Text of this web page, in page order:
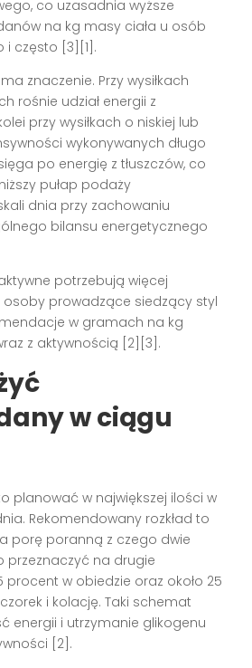
co uzasadnia wyższe
na kg masy ciała u osób
często [3][1].
znaczenie. Przy wysiłkach
rośnie udział energii z
przy wysiłkach o niskiej lub
wykonywanych długo
po energię z tłuszczów, co
pułap podaży
dnia przy zachowaniu
bilansu energetycznego
potrzebują więcej
prowadzące siedzący styl
w gramach na kg
z aktywnością [2][3].
w ciągu
planować w największej ilości w
Rekomendowany rozkład to
porę poranną z czego dwie
przeznaczyć na drugie
procent w obiedzie oraz około 25
i kolację. Taki schemat
energii i utrzymanie glikogenu
[2].